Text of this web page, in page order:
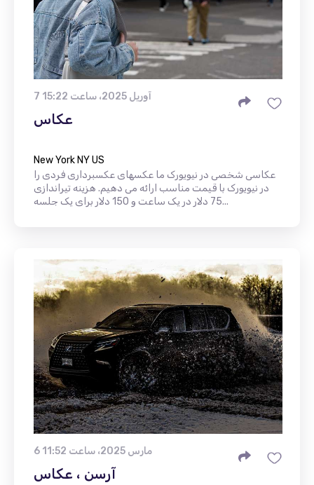
7 آوریل 2025، ساعت 15:22
عکاس
New York NY US
عکاسی شخصی در نیویورک ما عکسهای عکسبرداری فردی را
در نیویورک با قیمت مناسب ارائه می دهیم. هزینه تیراندازی
75 دلار در یک ساعت و 150 دلار برای یک جلسه...
6 مارس 2025، ساعت 11:52
آرسن ، عکاس